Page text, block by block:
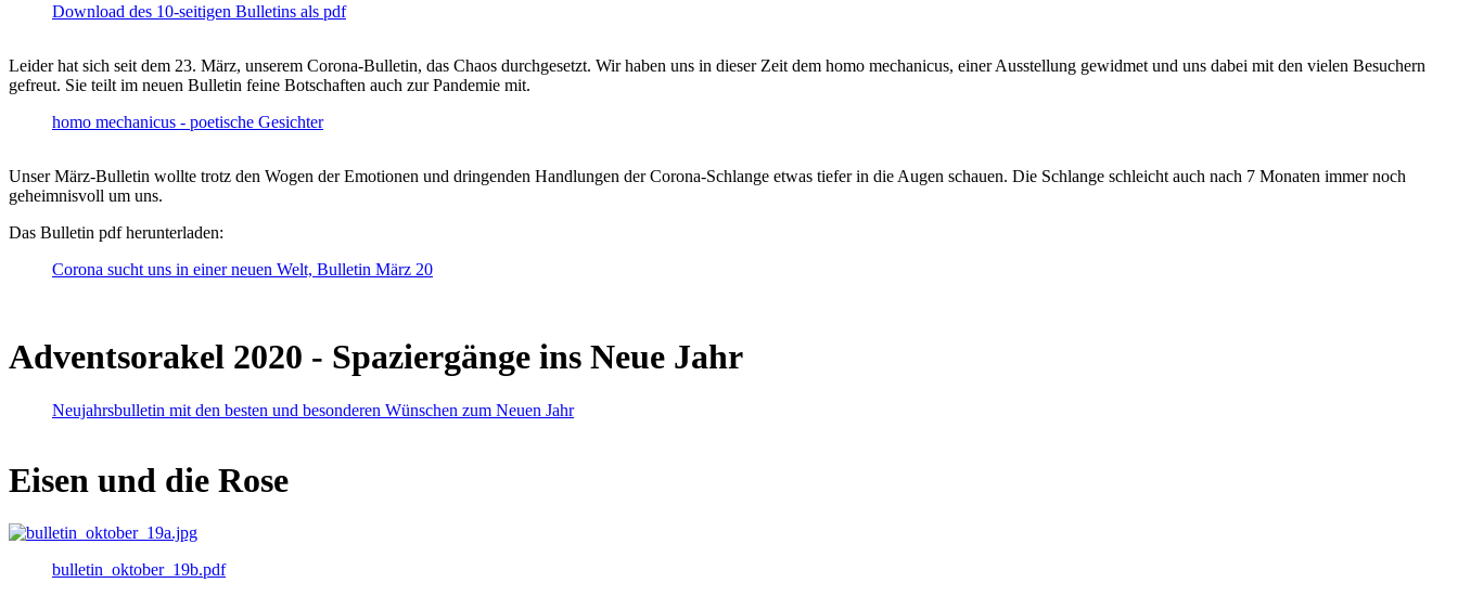
Download des 10-seitigen Bulletins als pdf
Leider hat sich seit dem 23. März, unserem Corona-Bulletin, das Chaos durchgesetzt. Wir haben uns in dieser Zeit dem homo mechanicus, einer Ausstellung gewidmet und uns dabei mit den vielen Besuchern
gefreut. Sie teilt im neuen Bulletin feine Botschaften auch zur Pandemie mit.
homo mechanicus - poetische Gesichter
Unser März-Bulletin wollte trotz den Wogen der Emotionen und dringenden Handlungen der Corona-Schlange etwas tiefer in die Augen schauen. Die Schlange schleicht auch nach 7 Monaten immer noch
geheimnisvoll um uns.
Das Bulletin pdf herunterladen:
Corona sucht uns in einer neuen Welt, Bulletin März 20
Adventsorakel 2020 - Spaziergänge ins Neue Jahr
Neujahrsbulletin mit den besten und besonderen Wünschen zum Neuen Jahr
Eisen und die Rose
bulletin_oktober_19b.pdf